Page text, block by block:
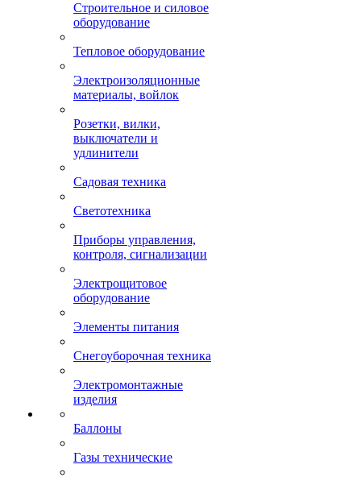
Строительное и силовое
оборудование
Тепловое оборудование
Электроизоляционные
материалы, войлок
Розетки, вилки,
выключатели и
удлинители
Садовая техника
Светотехника
Приборы управления,
контроля, сигнализации
Электрощитовое
оборудование
Элементы питания
Снегоуборочная техника
Электромонтажные
изделия
Баллоны
Газы технические